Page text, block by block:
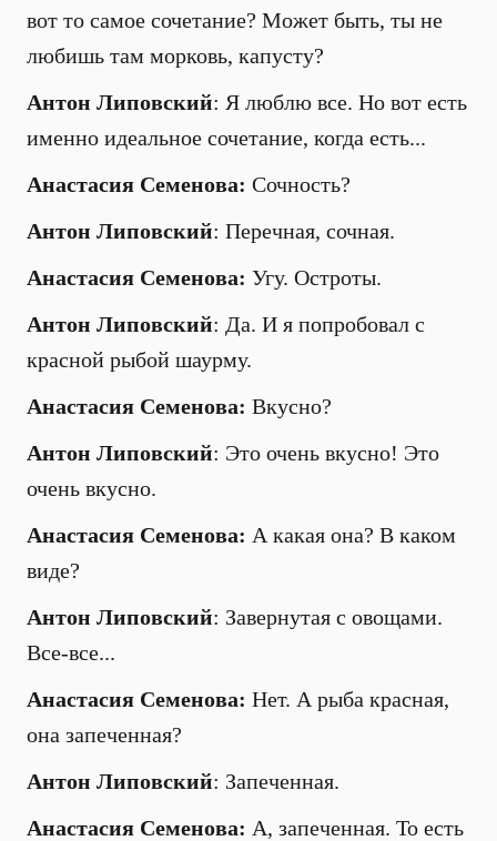
вот то самое сочетание? Может быть, ты не
любишь там морковь, капусту?
Антон Липовский: Я люблю все. Но вот есть
именно идеальное сочетание, когда есть...
Анастасия Семенова: Сочность?
Антон Липовский: Перечная, сочная.
Анастасия Семенова: Угу. Остроты.
Антон Липовский: Да. И я попробовал с
красной рыбой шаурму.
Анастасия Семенова: Вкусно?
Антон Липовский: Это очень вкусно! Это
очень вкусно.
Анастасия Семенова: А какая она? В каком
виде?
Антон Липовский: Завернутая с овощами.
Все-все...
Анастасия Семенова: Нет. А рыба красная,
она запеченная?
Антон Липовский: Запеченная.
Анастасия Семенова: А, запеченная. То есть